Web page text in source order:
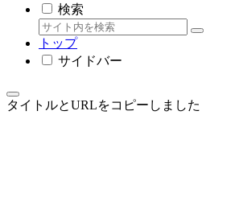
検索
トップ
サイドバー
タイトルとURLをコピーしました